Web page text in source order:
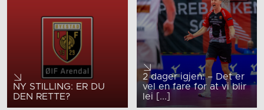
NY STILLING: ER DU
DEN RETTE?
2 dager igjen: – Det er
vel en fare for at vi blir
lei [...]